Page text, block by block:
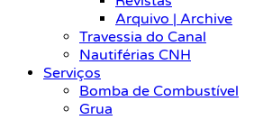
Arquivo | Archive
Travessia do Canal
Nautiférias CNH
Serviços
Bomba de Combustível
Grua